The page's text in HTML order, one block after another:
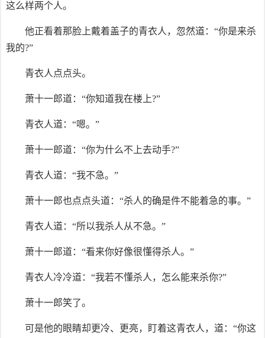
这么样两个人。
他正看着那脸上戴着盖子的青衣人，忽然道：“你是来杀
我的?”
青衣人点点头。
萧十一郎道：“你知道我在楼上?”
青衣人道：“嗯。”
萧十一郎道：“你为什么不上去动手?”
青衣人道：“我不急。”
萧十一郎也点点头道：“杀人的确是件不能着急的事。”
青衣人道：“所以我杀人从不急。”
萧十一郎道：“看来你好像很懂得杀人。”
青衣人冷冷道：“我若不懂杀人，怎么能来杀你?”
萧十一郎笑了。
可是他的眼睛却更冷、更亮，盯着这青衣人，道：“你这